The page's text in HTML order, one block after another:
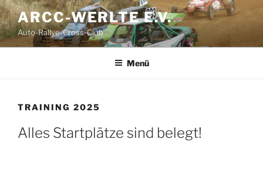
Zum
Inhalt
springen
ARCC-WERLTE E.V.
Auto-Rallye-Cross-Club
Menü
TRAINING 2025
Alles Startplätze sind belegt!